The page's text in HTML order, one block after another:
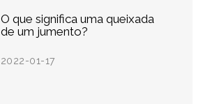
O que significa uma queixada
de um jumento?
2022-01-17